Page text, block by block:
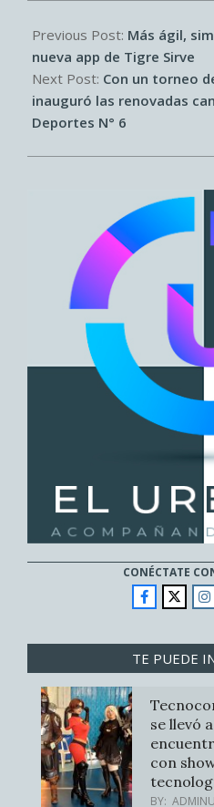
06-
28
Previous Post: Más ágil,
nueva app de Tigre Sirve
Next Post: Con un torneo
inauguró las renovadas
Deportes N° 6
CONÉCTATE
TE PUEDE
se llevó
con
BY: